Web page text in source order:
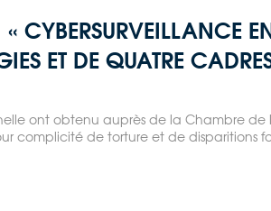
CYBERSURVEILLANCE
ET DE QUATRE
ont obtenu auprès de la Chambre
complicité de torture et de disparitions